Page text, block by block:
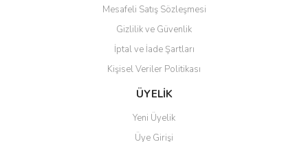
Mesafeli Satış Sözleşmesi
Gizlilik ve Güvenlik
İptal ve İade Şartları
Kişisel Veriler Politikası
ÜYELİK
Yeni Üyelik
Üye Girişi